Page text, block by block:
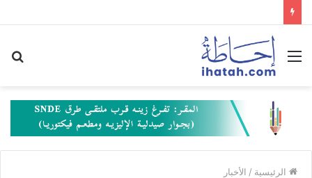
القائمة
الرئيسية / الأخبار